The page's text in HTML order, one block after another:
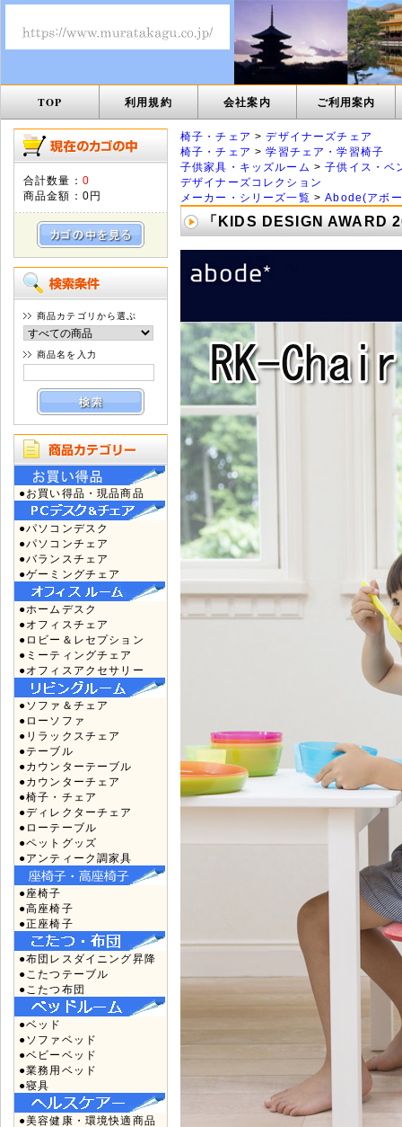
TOP 利用規約 会社案内 ご利用案内
合計数量： 0
商品金額： 0円
商品カテゴリから選ぶ
商品名を入力
●お買い得品・現品商品
●パソコンデスク
●パソコンチェア
●バランスチェア
●ゲーミングチェア
●ホームデスク
●オフィスチェア
●ロビー＆レセプション
●ミーティングチェア
●オフィスアクセサリー
●ソファ＆チェア
●ローソファ
●リラックスチェア
●テーブル
●カウンターテーブル
●カウンターチェア
●椅子・チェア
●ディレクターチェア
●ローテーブル
●ペットグッズ
●アンティーク調家具
●座椅子
●高座椅子
●正座椅子
●布団レスダイニング昇降
●こたつテーブル
●こたつ布団
●ベッド
●ソファベッド
●ベビーベッド
●業務用ベッド
●寝具
●美容健康・環境快適商品
椅子・チェア >デザイナーズチェア
椅子・チェア >学習チェア・学習椅子
子供家具・キッズルーム >子供イス・ベ
デザイナーズコレクション
メーカー・シリーズ一覧 >Abode(アボ
「KIDS DESIGN AWARD